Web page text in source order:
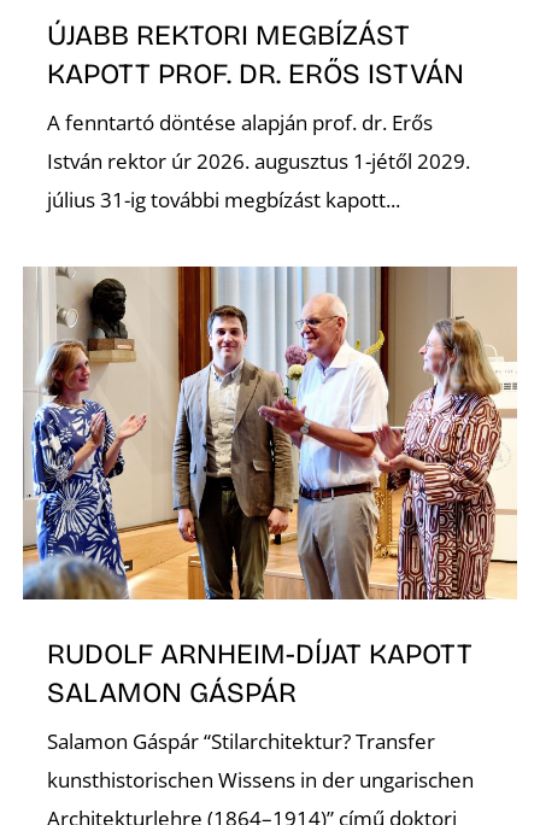
ÚJABB REKTORI MEGBÍZÁST
KAPOTT PROF. DR. ERŐS ISTVÁN
A fenntartó döntése alapján prof. dr. Erős
István rektor úr 2026. augusztus 1-jétől 2029.
július 31-ig további megbízást kapott...
RUDOLF ARNHEIM-DÍJAT KAPOTT
SALAMON GÁSPÁR
Salamon Gáspár “Stilarchitektur? Transfer
kunsthistorischen Wissens in der ungarischen
Architekturlehre (1864–1914)” című doktori